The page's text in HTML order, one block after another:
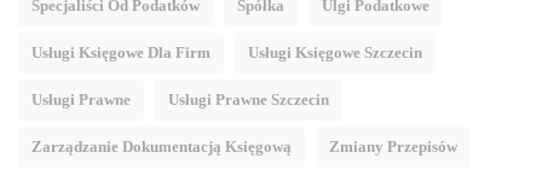
Specjaliści Od Podatków Spółka Ulgi Podatkowe
Usługi Księgowe Dla Firm Usługi Księgowe Szczecin
Usługi Prawne Usługi Prawne Szczecin
Zarządzanie Dokumentacją Księgową Zmiany Przepisów